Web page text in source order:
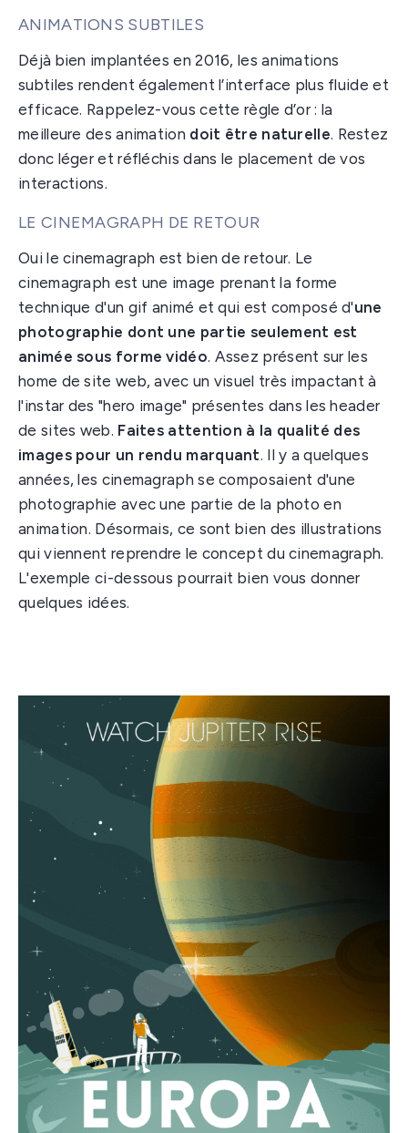
ANIMATIONS SUBTILES
Déjà bien implantées en 2016, les animations
subtiles rendent également l’interface plus fluide et
efficace. Rappelez-vous cette règle d’or : la
meilleure des animation doit être naturelle. Restez
donc léger et réfléchis dans le placement de vos
interactions.
LE CINEMAGRAPH DE RETOUR
Oui le cinemagraph est bien de retour. Le
cinemagraph est une image prenant la forme
technique d'un gif animé et qui est composé d'une
photographie dont une partie seulement est
animée sous forme vidéo. Assez présent sur les
home de site web, avec un visuel très impactant à
l'instar des "hero image" présentes dans les header
de sites web. Faites attention à la qualité des
images pour un rendu marquant. Il y a quelques
années, les cinemagraph se composaient d'une
photographie avec une partie de la photo en
animation. Désormais, ce sont bien des illustrations
qui viennent reprendre le concept du cinemagraph.
L'exemple ci-dessous pourrait bien vous donner
quelques idées.